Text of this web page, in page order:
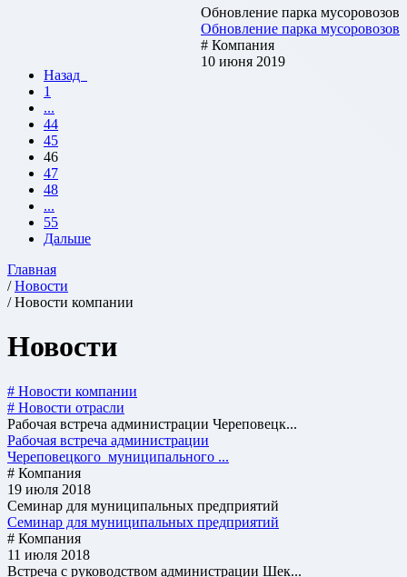
Обновление парка мусоровозов
Обновление парка мусоровозов
# Компания
10 июня 2019
Назад
1
...
44
45
46
47
48
...
55
Дальше
Главная
/Новости
/ Новости компании
Новости
# Новости компании
# Новости отрасли
Рабочая встреча администрации Череповецк...
Рабочая встреча администрации
Череповецкого муниципального ...
# Компания
19 июля 2018
Cеминар для муниципальных предприятий
Cеминар для муниципальных предприятий
# Компания
11 июля 2018
Встреча с руководством администрации Шек...